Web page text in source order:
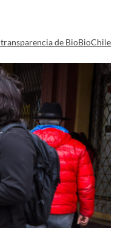
transparencia de BioBioChile